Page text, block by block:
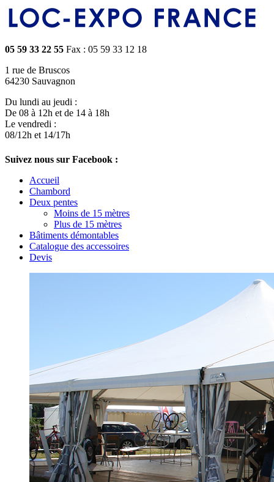
05 59 33 22 55 Fax : 05 59 33 12 18
1 rue de Bruscos
64230 Sauvagnon
Du lundi au jeudi :
De 08 à 12h et de 14 à 18h
Le vendredi :
08/12h et 14/17h
Suivez nous sur Facebook :
Accueil
Chambord
Deux pentes
Moins de 15 mètres
Plus de 15 mètres
Bâtiments démontables
Catalogue des accessoires
Devis